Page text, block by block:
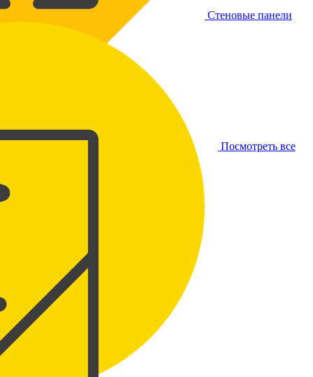
Посмотреть все
Стеновые панели